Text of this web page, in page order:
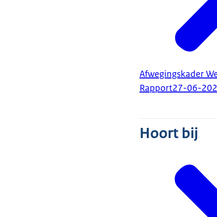
Afwegingskader
Rapport27-06-
Hoort bij